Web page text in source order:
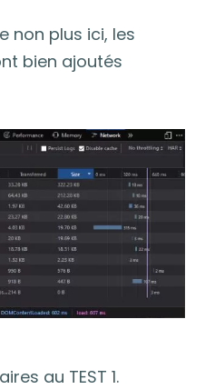
non plus ici, les
bien ajoutés
au TEST 1.